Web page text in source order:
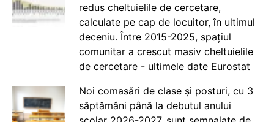
redus cheltuielile de cercetare,
calculate pe cap de locuitor, în ultimul
deceniu. Între 2015-2025, spațiul
comunitar a crescut masiv cheltuielile
de cercetare - ultimele date Eurostat
Noi comasări de clase și posturi, cu 3
săptămâni până la debutul anului